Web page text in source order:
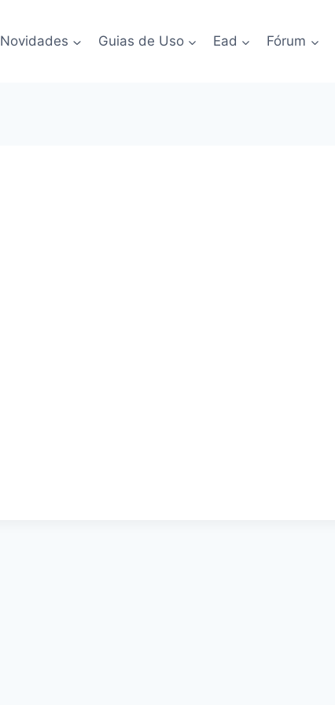
Novidades Guias de Uso Ead Fórum